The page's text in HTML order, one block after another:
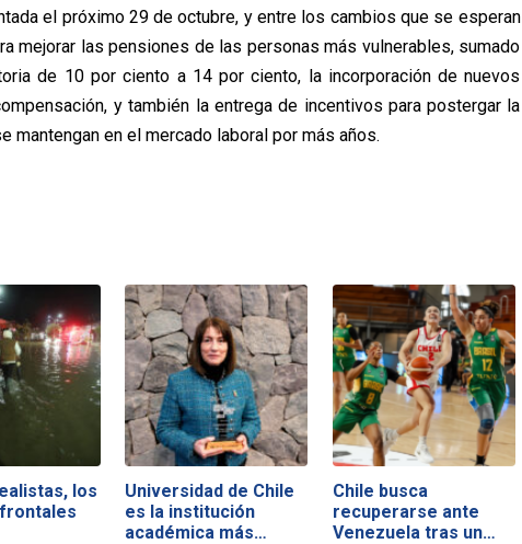
el próximo 29 de octubre, y entre los cambios que se esperan
mejorar las pensiones de las personas más vulnerables, sumado
de 10 por ciento a 14 por ciento, la incorporación de nuevos
y también la entrega de incentivos para postergar la
mantengan en el mercado laboral por más años.
los
Universidad de Chile
es la institución
académica más…
Chile busca
recuperarse ante
Venezuela tras un